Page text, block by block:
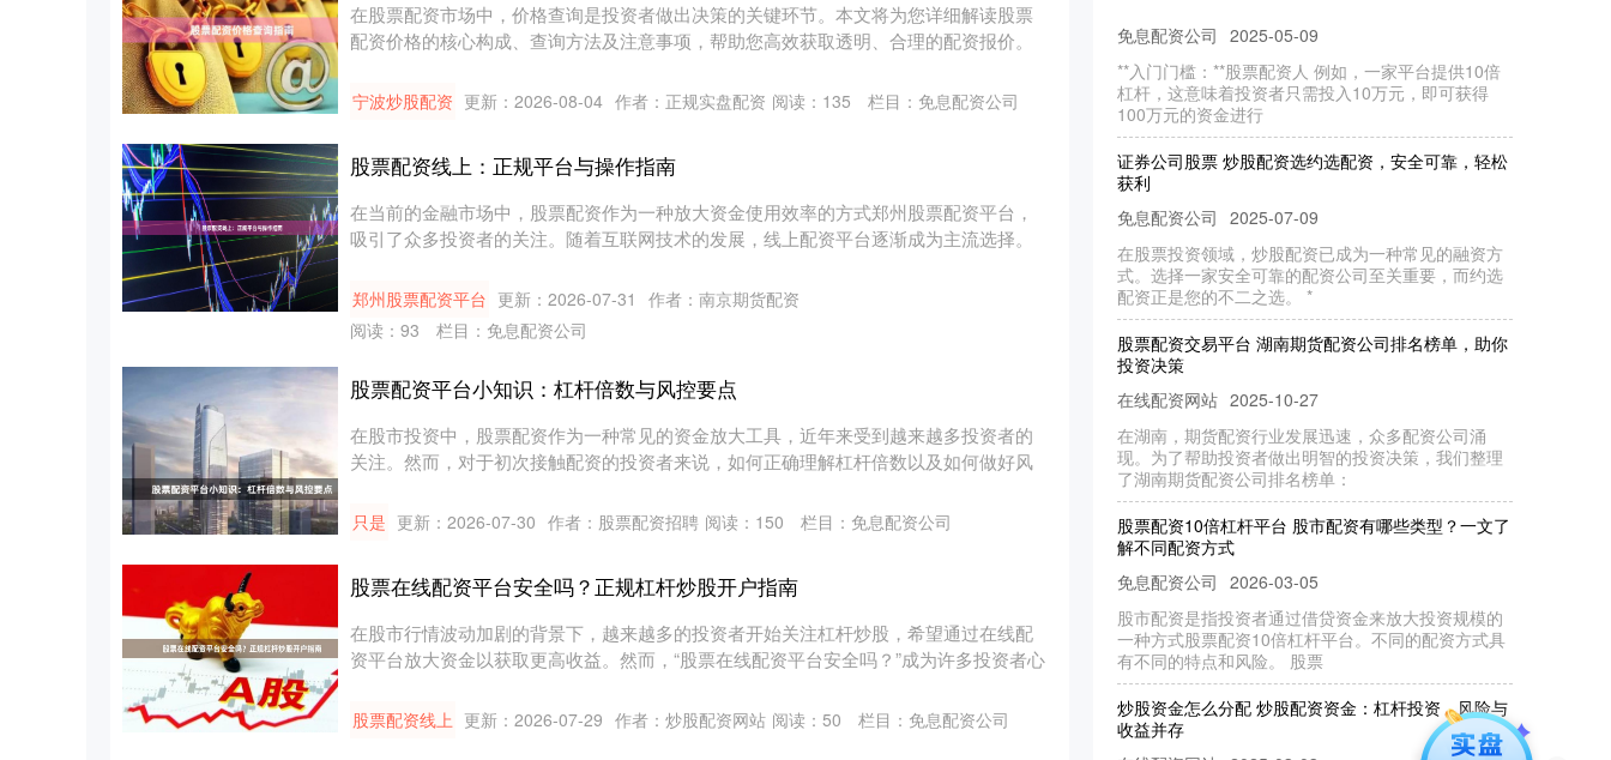
在股票配资市场中，价格查询是投资者做出决策的关键环节。本文将为您详细解读股票
配资价格的核心构成、查询方法及注意事项，帮助您高效获取透明、合理的配资报价。
宁波炒股配资 更新：2026-08-04 作者：正规实盘配资 阅读： 135 栏目： 免息配资公司
股票配资线上：正规平台与操作指南
在当前的金融市场中，股票配资作为一种放大资金使用效率的方式郑州股票配资平台，
吸引了众多投资者的关注。随着互联网技术的发展，线上配资平台逐渐成为主流选择。
郑州股票配资平台 更新：2026-07-31
作者：南京期货配资
阅读： 93 栏目： 免息配资公司
股票配资平台小知识：杠杆倍数与风控要点
在股市投资中，股票配资作为一种常见的资金放大工具，近年来受到越来越多投资者的
关注。然而，对于初次接触配资的投资者来说，如何正确理解杠杆倍数以及如何做好风
只是 更新：2026-07-30 作者：股票配资招聘 阅读： 150 栏目： 免息配资公司
股票在线配资平台安全吗？正规杠杆炒股开户指南
在股市行情波动加剧的背景下，越来越多的投资者开始关注杠杆炒股，希望通过在线配
资平台放大资金以获取更高收益。然而，“股票在线配资平台安全吗？”成为许多投资者心
股票配资线上 更新：2026-07-29 作者：炒股配资网站 阅读： 50 栏目： 免息配资公司
**入门门槛：**股票配资人 例如，一家平台提供10倍
杠杆，这意味着投资者只需投入10万元，即可获得
100万元的资金进行
证券公司股票 炒股配资选约选配资，安全可靠，轻松
获利
免息配资公司
在股票投资领域，炒股配资已成为一种常见的融资方
式。选择一家安全可靠的配资公司至关重要，而约选
配资正是您的不二之选。 *
股票配资交易平台 湖南期货配资公司排名榜单，助你
投资决策
在线配资网站
在湖南，期货配资行业发展迅速，众多配资公司涌
现。为了帮助投资者做出明智的投资决策，我们整理
了湖南期货配资公司排名榜单：
股票配资10倍杠杆平台 股市配资有哪些类型？一文了
解不同配资方式
免息配资公司
2026-03-05
股市配资是指投资者通过借贷资金来放大投资规模的
一种方式股票配资10倍杠杆平台。不同的配资方式具
有不同的特点和风险。 股票
炒股资金怎么分配 炒股配资资金：杠杆投资，风险与
收益并存
在线配资网站